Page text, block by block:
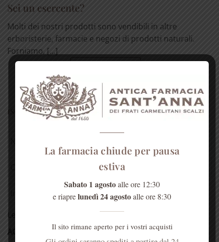
Sei un esercente?
Molti dei nostri prodotti sono vendibili in altre
erboristerie, farmacie e negozi di prodotti naturali.
Forniamo, [...]
ISCRIVITI ALLA NEWSLETTER
Leggi la
Tutela della Privacy
ACCETTAZIONE PRIVACY*
La farmacia chiude per pausa
estiva
Sabato 1 agostoalle ore 12:30
e riaprelunedì 24 agostoalle ore 8:30
Il sito rimane aperto per i vostri acquisti